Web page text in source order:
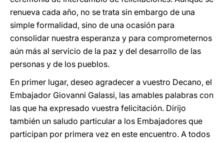
renueva cada año, no se trata sin embargo de una
simple formalidad, sino de una ocasión para
consolidar nuestra esperanza y para comprometernos
aún más al servicio de la paz y del desarrollo de las
personas y de los pueblos.
En primer lugar, deseo agradecer a vuestro Decano, el
Embajador Giovanni Galassi, las amables palabras con
las que ha expresado vuestra felicitación. Dirijo
también un saludo particular a los Embajadores que
participan por primera vez en este encuentro. A todos